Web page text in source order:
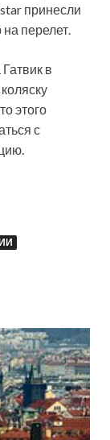
принесли
перелет.
в
этого
с